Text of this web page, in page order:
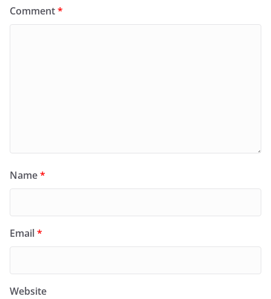
Comment*
Name*
Email*
Website